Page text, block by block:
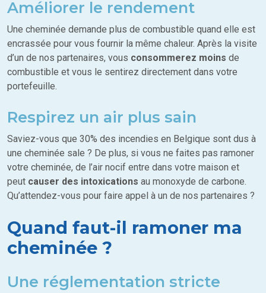
Améliorer le rendement
Une cheminée demande plus de combustible quand elle est
encrassée pour vous fournir la même chaleur. Après la visite
d’un de nos partenaires, vous consommerez moins de
combustible et vous le sentirez directement dans votre
portefeuille.
Respirez un air plus sain
Saviez-vous que 30% des incendies en Belgique sont dus à
une cheminée sale ? De plus, si vous ne faites pas ramoner
votre cheminée, de l’air nocif entre dans votre maison et
peut causer des intoxications au monoxyde de carbone.
Qu’attendez-vous pour faire appel à un de nos partenaires ?
Quand faut-il ramoner ma
cheminée ?
Une réglementation stricte